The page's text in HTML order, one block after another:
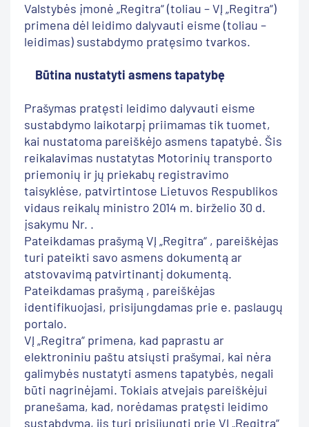
Valstybės įmonė „Regitra“ (toliau – VĮ „Regitra“)
primena dėl leidimo dalyvauti eisme (toliau –
leidimas) sustabdymo pratęsimo tvarkos.
Būtina nustatyti asmens tapatybę
Prašymas pratęsti leidimo dalyvauti eisme
sustabdymo laikotarpį priimamas tik tuomet,
kai nustatoma pareiškėjo asmens tapatybė. Šis
reikalavimas nustatytas Motorinių transporto
priemonių ir jų priekabų registravimo
taisyklėse, patvirtintose Lietuvos Respublikos
vidaus reikalų ministro 2014 m. birželio 30 d.
įsakymu Nr. .
Pateikdamas prašymą VĮ „Regitra“ , pareiškėjas
turi pateikti savo asmens dokumentą ar
atstovavimą patvirtinantį dokumentą.
Pateikdamas prašymą , pareiškėjas
identifikuojasi, prisijungdamas prie e. paslaugų
portalo.
VĮ „Regitra“ primena, kad paprastu ar
elektroniniu paštu atsiųsti prašymai, kai nėra
galimybės nustatyti asmens tapatybės, negali
būti nagrinėjami. Tokiais atvejais pareiškėjui
pranešama, kad, norėdamas pratęsti leidimo
sustabdymą, jis turi prisijungti prie VĮ „Regitra“